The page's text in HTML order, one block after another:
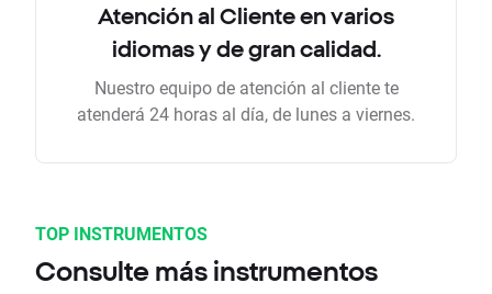
Atención al Cliente en varios
idiomas y de gran calidad.
Nuestro equipo de atención al cliente te
atenderá 24 horas al día, de lunes a viernes.
TOP INSTRUMENTOS
Consulte más instrumentos